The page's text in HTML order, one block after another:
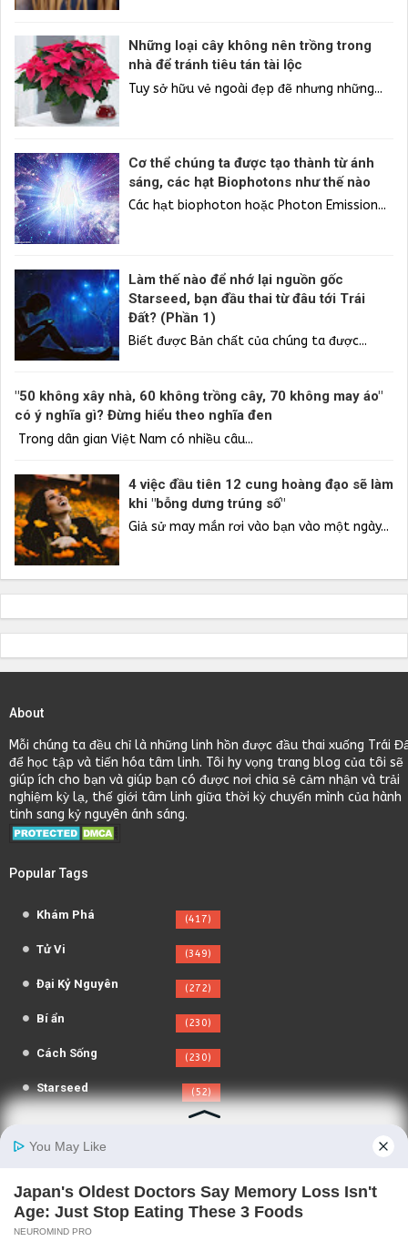
Những loại cây không nên trồng trong
nhà để tránh tiêu tán tài lộc
Tuy sở hữu vẻ ngoài đẹp đẽ nhưng những...
Cơ thể chúng ta được tạo thành từ ánh
sáng, các hạt Biophotons như thế nào
Các hạt biophoton hoặc Photon Emission...
Làm thế nào để nhớ lại nguồn gốc
Starseed, bạn đầu thai từ đâu tới Trái
Đất? (Phần 1)
Biết được Bản chất của chúng ta được...
"50 không xây nhà, 60 không trồng cây, 70 không may áo"
có ý nghĩa gì? Đừng hiểu theo nghĩa đen
Trong dân gian Việt Nam có nhiều câu...
4 việc đầu tiên 12 cung hoàng đạo sẽ làm
khi "bỗng dưng trúng số"
Giả sử may mắn rơi vào bạn vào một ngày...
About
Mỗi chúng ta đều chỉ là những linh hồn được đầu thai xuống Trái
để học tập và tiến hóa tâm linh. Tôi hy vọng trang blog của tôi sẽ
giúp ích cho bạn và giúp bạn có được nơi chia sẻ cảm nhận và trải
nghiệm kỳ lạ, thế giới tâm linh giữa thời kỳ chuyển mình của hành
tinh sang kỷ nguyên ánh sáng.
Popular Tags
Khám Phá (417)
Tử Vi (349)
Đại Kỷ Nguyên (272)
Bí ẩn (230)
Cách Sống (230)
Starseed (52)